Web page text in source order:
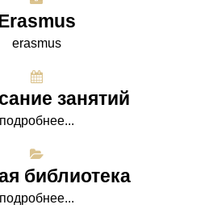
erasmus
занятий
подробнее...
библиотека
подробнее...